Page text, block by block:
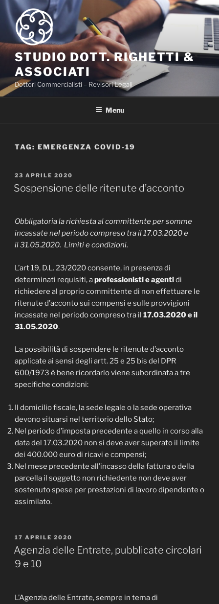
Salta
contenuto
STUDIO DOTT. RIGHETTI &
ASSOCIATI
Dottori Commercialisti – Revisori Legali
Menu
TAG: EMERGENZA COVID-19
PUBBLICATO
IL
23 APRILE 2020
Sospensione delle ritenute d’acconto
Obbligatoria la richiesta al committente per somme
incassate nel periodo compreso tra il 17.03.2020 e
il 31.05.2020. Limiti e condizioni.
L’art 19, D.L. 23/2020 consente, in presenza di
determinati requisiti, aprofessionisti e agentidi
richiedere al proprio committente di non effettuare le
ritenute d’acconto sui compensi e sulle provvigioni
incassate nel periodo compreso tra il 17.03.2020 e il
31.05.2020.
La possibilità di sospendere le ritenute d’acconto
applicate ai sensi degli artt. 25 e 25 bis del DPR
600/1973 è bene ricordarlo viene subordinata a tre
specifiche condizioni:
Il domicilio fiscale, la sede legale o la sede operativa
devono situarsi nel territorio dello Stato;
Nel periodo d’imposta precedente a quello in corso alla
data del 17.03.2020 non si deve aver superato il limite
dei 400.000 euro di ricavi e compensi;
Nel mese precedente all’incasso della fattura o della
parcella il soggetto non richiedente non deve aver
sostenuto spese per prestazioni di lavoro dipendente o
assimilato.
PUBBLICATO
IL
17 APRILE 2020
Agenzia delle Entrate, pubblicate circolari
9 e 10
L’Agenzia delle Entrate, sempre in tema di